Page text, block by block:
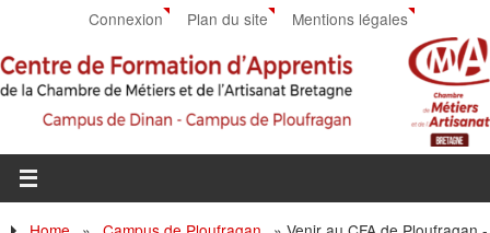
Connexion Plan du site Mentions légales